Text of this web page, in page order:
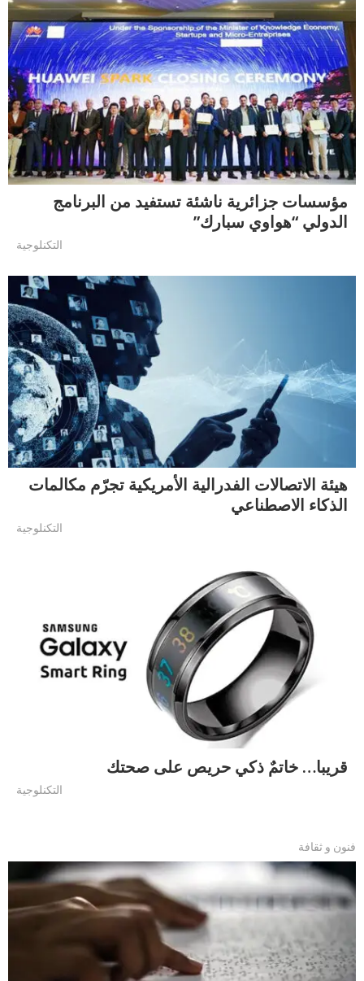
مؤسسات جزائرية ناشئة تستفيد من البرنامج
الدولي “هواوي سبارك”
التكنلوجية
هيئة الاتصالات الفدرالية الأمريكية تجرّم مكالمات
الذكاء الاصطناعي
التكنلوجية
قريبا… خاتمٌ ذكي حريص على صحتك
التكنلوجية
فنون و ثقافة